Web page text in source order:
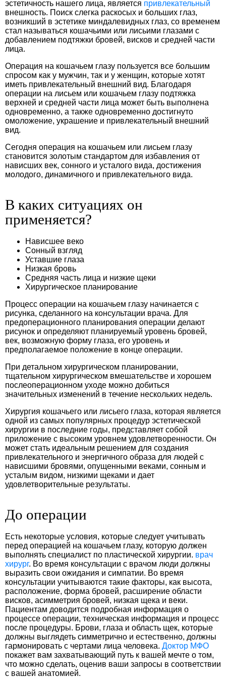
эстетичность нашего лица, является привлекательный
внешность. Поиск слегка раскосых и больших глаз,
возникший в эстетике миндалевидных глаз, со временем
стал называться кошачьими или лисьими глазами с
добавлением подтяжки бровей, висков и средней части
лица.
Операция на кошачьем глазу пользуется все большим
спросом как у мужчин, так и у женщин, которые хотят
иметь привлекательный внешний вид. Благодаря
операции на лисьем или кошачьем глазу подтяжка
верхней и средней части лица может быть выполнена
одновременно, а также одновременно достигнуто
омоложение, украшение и привлекательный внешний
вид.
Сегодня операция на кошачьем или лисьем глазу
становится золотым стандартом для избавления от
нависших век, сонного и усталого вида, достижения
молодого, динамичного и привлекательного вида.
В каких ситуациях он
применяется?
Нависшее веко
Сонный взгляд
Уставшие глаза
Низкая бровь
Средняя часть лица и низкие щеки
Хирургическое планирование
Процесс операции на кошачьем глазу начинается с
рисунка, сделанного на консультации врача. Для
предоперационного планирования операции делают
рисунок и определяют планируемый уровень бровей,
век, возможную форму глаза, его уровень и
предполагаемое положение в конце операции.
При детальном хирургическом планировании,
тщательном хирургическом вмешательстве и хорошем
послеоперационном уходе можно добиться
значительных изменений в течение нескольких недель.
Хирургия кошачьего или лисьего глаза, которая является
одной из самых популярных процедур эстетической
хирургии в последние годы, представляет собой
приложение с высоким уровнем удовлетворенности. Он
может стать идеальным решением для создания
привлекательного и энергичного образа для людей с
нависшими бровями, опущенными веками, сонным и
усталым видом, низкими щеками и дает
удовлетворительные результаты.
До операции
Есть некоторые условия, которые следует учитывать
перед операцией на кошачьем глазу, которую должен
выполнять специалист по пластической хирургии. врач
хирург. Во время консультации с врачом люди должны
выразить свои ожидания и симпатии. Во время
консультации учитываются такие факторы, как высота,
расположение, форма бровей, расширение области
висков, асимметрия бровей, низкая щека и веки.
Пациентам доводится подробная информация о
процессе операции, техническая информация и процесс
после процедуры. Брови, глаза и область щек, которые
должны выглядеть симметрично и естественно, должны
гармонировать с чертами лица человека. Доктор МФО
покажет вам захватывающий путь к вашей мечте о том,
что можно сделать, оценив ваши запросы в соответствии
с вашей анатомией.